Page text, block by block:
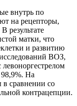
внутрь по
на рецепторы,
результате
матки, что
и развитию
ВОЗ,
левоноргестрелом
98,9%. На
в сравнении со
контрацепции.